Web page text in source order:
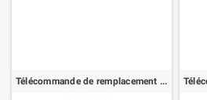
Télécommande de remplacement pour 3M MP8725, PROJECT.